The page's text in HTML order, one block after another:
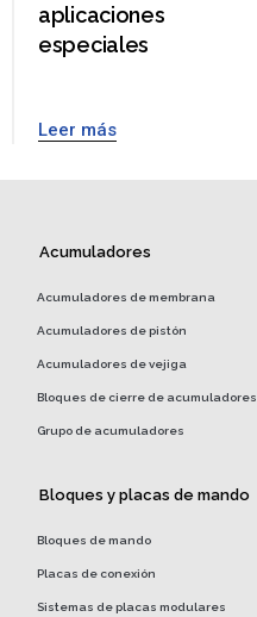
aplicaciones
especiales
Leer más
Acumuladores
Acumuladores de membrana
Acumuladores de pistón
Acumuladores de vejiga
Bloques de cierre de acumuladores
Grupo de acumuladores
Bloques y placas de mando
Bloques de mando
Placas de conexión
Sistemas de placas modulares